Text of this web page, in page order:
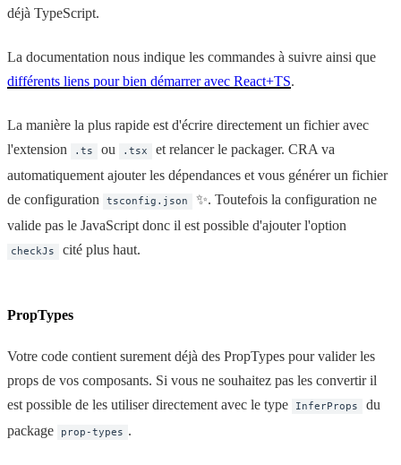
déjà TypeScript.
La documentation nous indique les commandes à suivre ainsi que
différents liens pour bien démarrer avec React+TS.
La manière la plus rapide est d'écrire directement un fichier avec
l'extension
.ts ou .tsx
et relancer le packager. CRA va
automatiquement ajouter les dépendances et vous générer un fichier
de configuration
tsconfig.json
✨. Toutefois la configuration ne
valide pas le JavaScript donc il est possible d'ajouter l'option
checkJs cité plus haut.
PropTypes
Votre code contient surement déjà des PropTypes pour valider les
props de vos composants. Si vous ne souhaitez pas les convertir il
est possible de les utiliser directement avec le type
InferProps
du
package
prop-types .